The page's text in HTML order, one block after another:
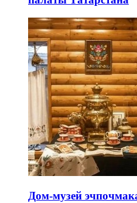
Дом-музей